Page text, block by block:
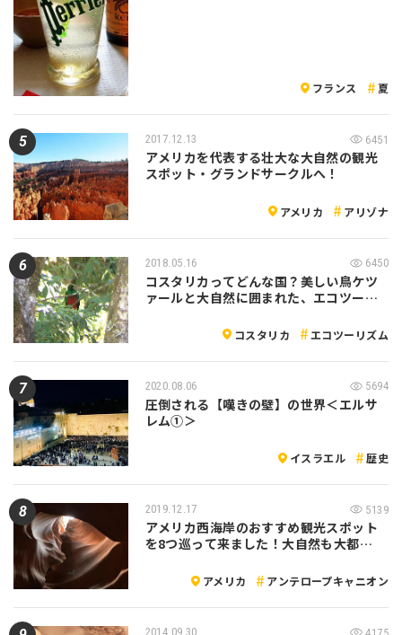
フランス 夏
2017.12.13 6451
アメリカを代表する壮大な大自然の観光
スポット・グランドサークルへ！
アメリカ アリゾナ
2018.05.16 6450
コスタリカってどんな国？美しい鳥ケツ
ァールと大自然に囲まれた、エコツー…
コスタリカ エコツーリズム
2020.08.06 5694
圧倒される【嘆きの壁】の世界＜エルサ
レム①＞
イスラエル 歴史
2019.12.17 5139
アメリカ西海岸のおすすめ観光スポット
を8つ巡って来ました！大自然も大都…
アメリカ アンテロープキャニオン
2014.09.30